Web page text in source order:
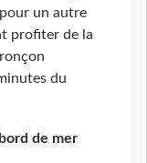
un autre
profiter de la
du
de mer